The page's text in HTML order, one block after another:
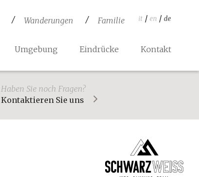
Wanderungen Familie
Umgebung Eindrücke Kontakt
it / en / de
Haben Sie noch Fragen?
Kontaktieren Sie uns